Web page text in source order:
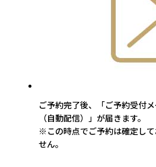
ご予約完了後、「ご予約受付
（自動配信）」が届きます。
※この時点でご予約は確定し
せん。